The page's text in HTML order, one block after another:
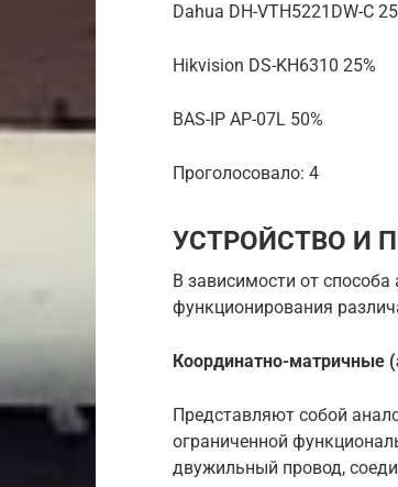
Dahua DH-VTH5221DW-C
Hikvision DS-KH6310 25%
BAS-IP AP-07L 50%
Проголосовало: 4
УСТРОЙСТВО И
В зависимости от
функционирования
Координатно-матричные
Представляют собой
ограниченной
двужильный провод,